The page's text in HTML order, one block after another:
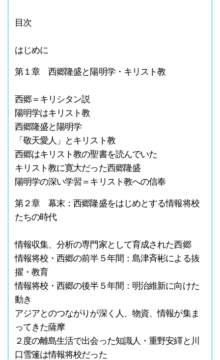
目次
はじめに
第１章 西郷隆盛と陽明学・キリスト教
西郷＝キリシタン説
陽明学はキリスト教
西郷隆盛と陽明学
「敬天愛人」とキリスト教
西郷はキリスト教の聖書を読んでいた
キリスト教に寛大だった西郷隆盛
陽明学の深い学習＝キリスト教への信奉
第２章 幕末：西郷隆盛をはじめとする情報将校
たちの時代
情報収集、分析の専門家として育成された西郷
情報将校・西郷の前半５年間：島津斉彬による抜
擢・教育
情報将校・西郷の後半５年間：明治維新に向けた
動き
アジアとのつながりが深く人、物資、情報が集ま
ってきた薩摩
２度の離島生活で出会った知識人・重野安繹と川
口雪篷は情報将校だった